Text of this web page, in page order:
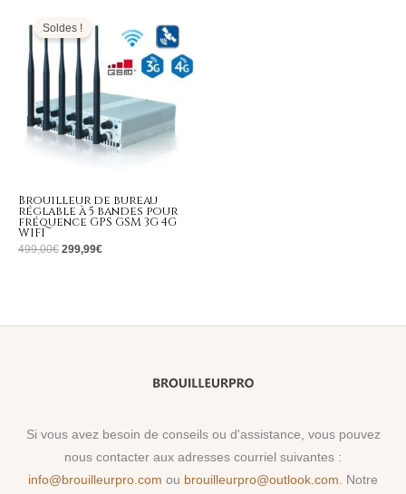
Soldes !
Brouilleur de bureau
réglable à 5 bandes pour
fréquence GPS GSM 3G 4G
WIFI
499,00€
initial
était :
499,00€.
299,99€
299,99€.
Si vous avez besoin de conseils ou d'assistance, vous pouvez
nous contacter aux adresses courriel suivantes :
info@brouilleurpro.com ou brouilleurpro@outlook.com . Notre